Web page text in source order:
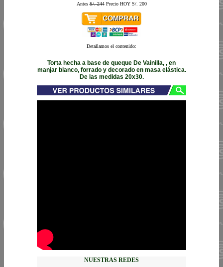
AntesS/. 244Precio HOY S/. 200
Detallamos el contenido:
Torta hecha a base de queque De Vainilla, , en
manjar blanco, forrado y decorado en masa elástica.
De las medidas 20x30.
NUESTRAS REDES